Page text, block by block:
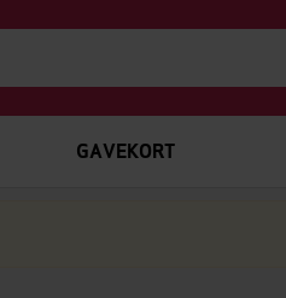
GAVEKORT